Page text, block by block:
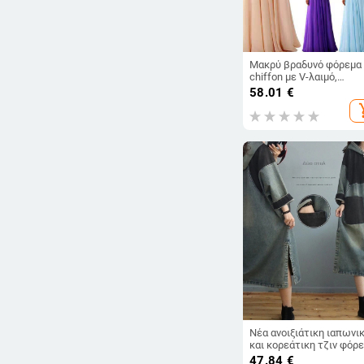
Μακρύ βραδυνό φόρεμα
chiffon με V-λαιμό,
παγιέτες, Α-γραμμή,
58.01 €
Νέα ανοιξιάτικη
και κορεάτικη τζιν
με κουκούλα και μεσαίο
47.84 €